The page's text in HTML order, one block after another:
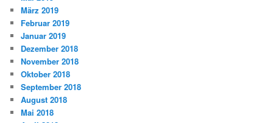
März 2019
Februar 2019
Januar 2019
Dezember 2018
November 2018
Oktober 2018
September 2018
August 2018
Mai 2018